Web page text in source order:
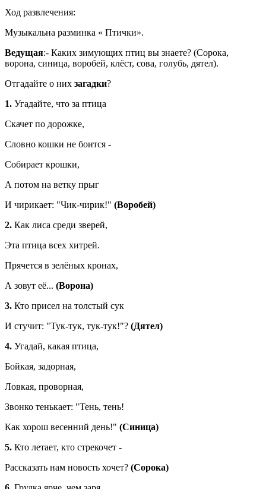
Ход развлечения:
Музыкальна разминка « Птички».
Ведущая:- Каких зимующих птиц вы знаете? (Сорока,
ворона, синица, воробей, клёст, сова, голубь, дятел).
Отгадайте о них загадки?
1. Угадайте, что за птица
Скачет по дорожке,
Словно кошки не боится -
Собирает крошки,
А потом на ветку прыг
И чирикает: "Чик-чирик!" (Воробей)
2. Как лиса среди зверей,
Эта птица всех хитрей.
Прячется в зелёных кронах,
А зовут её... (Ворона)
3. Кто присел на толстый сук
И стучит: "Тук-тук, тук-тук!"? (Дятел)
4. Угадай, какая птица,
Бойкая, задорная,
Ловкая, проворная,
Звонко тенькает: "Тень, тень!
Как хорош весенний день!" (Синица)
5. Кто летает, кто стрекочет -
Рассказать нам новость хочет? (Сорока)